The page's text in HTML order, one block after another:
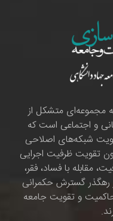
مجموعه‌ای متشکل از
و اجتماعی است که
شبکه‌های اصلاحی
تقویت ظرفیت اجرایی
مقابله با فساد، فقر،
رهگذر گسترش حکمرانی
حاکمیت و تقویت جامعه